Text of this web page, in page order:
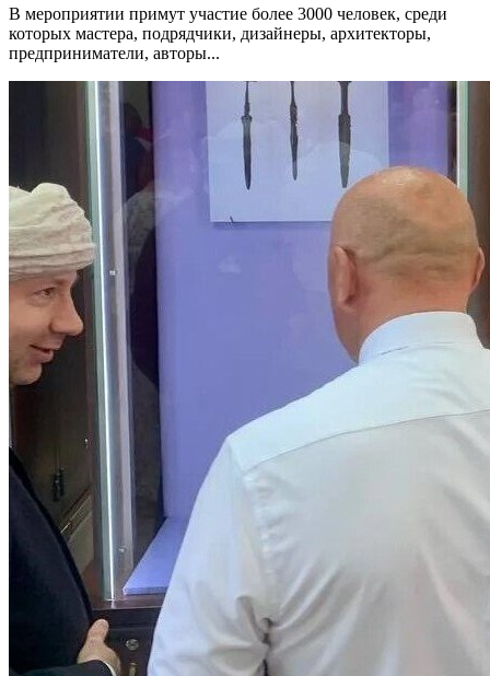
В мероприятии примут участие более 3000 человек, среди
которых мастера, подрядчики, дизайнеры, архитекторы,
предприниматели, авторы...